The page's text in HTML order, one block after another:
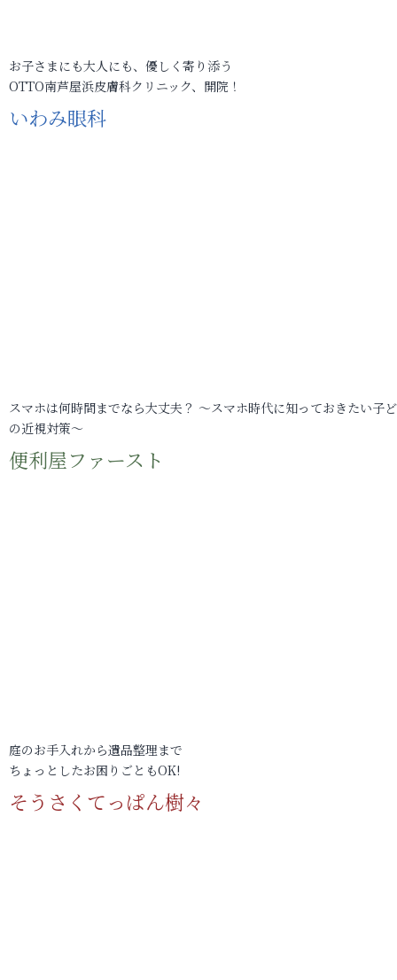
お子さまにも大人にも、優しく寄り添う
OTTO南芦屋浜皮膚科クリニック、開院！
いわみ眼科
スマホは何時間までなら大丈夫？ ～スマホ時代に知っておきたい子
の近視対策～
便利屋ファースト
庭のお手入れから遺品整理まで
ちょっとしたお困りごともOK!
そうさくてっぱん樹々